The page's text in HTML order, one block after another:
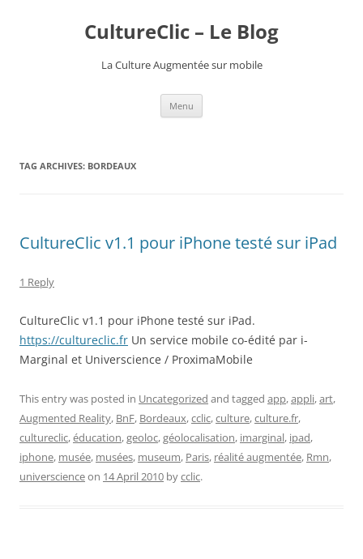
CultureClic – Le Blog
La Culture Augmentée sur mobile
Menu
TAG ARCHIVES: BORDEAUX
CultureClic v1.1 pour iPhone testé sur iPad
1 Reply
CultureClic v1.1 pour iPhone testé sur iPad.
https://cultureclic.fr Un service mobile co-édité par i-
Marginal et Universcience / ProximaMobile
This entry was posted in Uncategorized and tagged app,appli,art,
Augmented Reality, BnF, Bordeaux,cclic,culture,culture.fr,
cultureclic,éducation,geoloc,géolocalisation, imarginal, ipad,
iphone, musée, musées, museum, Paris, réalité augmentée, Rmn,
universcienceon 14 April 2010 bycclic.